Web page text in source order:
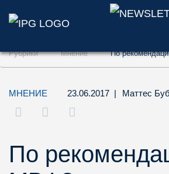
Перейти к содержанию
Перейти к поиску (ключ
Перейти к навигации
Рубрики Мнение По
МНЕНИЕ 23.06.2017 | Маттес
По